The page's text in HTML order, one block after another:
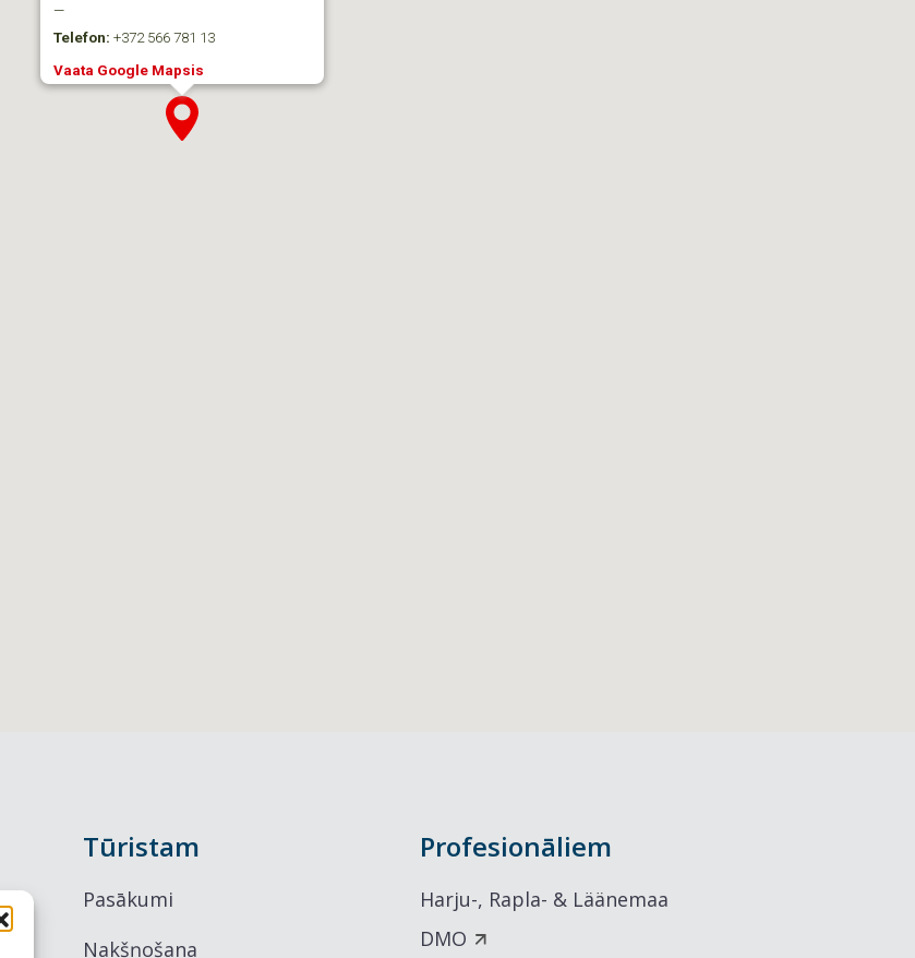
—
Telefon: +372 566 781 13
Vaata Google Mapsis
Tūristam
Pasākumi
Nakšņošana
Profesionāliem
Harju-, Rapla- & Läänemaa
DMO